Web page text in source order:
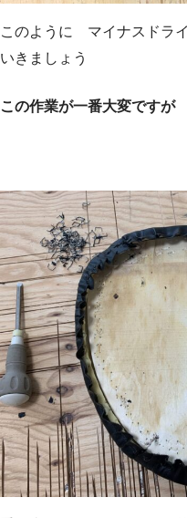
このように マイナスドラ
いきましょう
この作業が一番大変です